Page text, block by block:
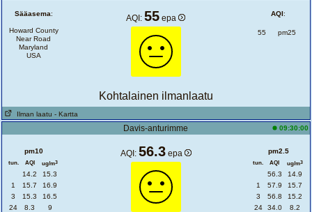
Sääasema:
Howard County
Near Road
Maryland
USA
AQI:55 epa AQI:
55 pm25
Kohtalainen ilmanlaatu
Ilman laatu - Kartta
Davis-anturimme 09:30:00
pm10
tun. AQI ug/m3
14.2
15.3
1
15.7
16.9
3
15.3
16.5
24
8.3 9
AQI: 56.3 epa pm2.5
tun. AQI ug/m3
56.3
14.9
1
57.9
15.7
3
56.8
15.2
24
34.0 8.2